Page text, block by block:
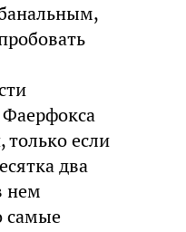
только если
два
нем
самые